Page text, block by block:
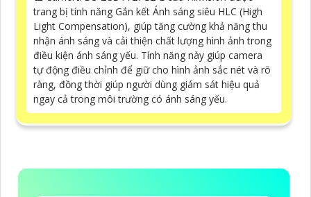
trang bị tính năng Gắn kết Ánh sáng siêu HLC (High
Light Compensation), giúp tăng cường khả năng thu
nhận ánh sáng và cải thiện chất lượng hình ảnh trong
điều kiện ánh sáng yếu. Tính năng này giúp camera
tự động điều chỉnh để giữ cho hình ảnh sắc nét và rõ
ràng, đồng thời giúp người dùng giám sát hiệu quả
ngay cả trong môi trường có ánh sáng yếu.